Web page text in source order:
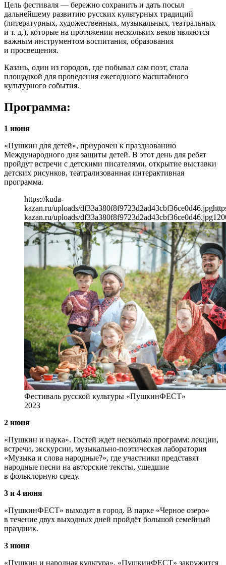
Цель фестиваля — бережно сохранить и дать посыл
дальнейшему развитию русских культурных традиций
(литературных, художественных, музыкальных, театральных
и т. д.), которые на протяжении нескольких веков являются
важным инструментом воспитания, образования
и просвещения.
Казань, один из городов, где побывал сам поэт, стала
площадкой для проведения ежегодного масштабного
культурного события.
Программа:
1 июня
«Пушкин для детей», приурочен к празднованию
Международного дня защиты детей. В этот день для ребят
пройдут встречи с детскими писателями, открытие выставки
детских рисунков, театрализованная интерактивная
программа.
https://kuda-
kazan.ru/uploads/df33a380f8f9723d2ad43cbf36ce0d46.jpg
kazan.ru/uploads/df33a380f8f9723d2ad43cbf36ce0d46.jpg
Фестиваль русской культуры «ПушкинФЕСТ»
2023
2 июня
«Пушкин и наука». Гостей ждет несколько программ: лекции,
встречи, экскурсии, музыкально-поэтическая лаборатория
«Музыка и слова народные?», где участники представят
народные песни на авторские тексты, ушедшие
в фольклорную среду.
3 и 4 июня
«ПушкинФЕСТ» выходит в город. В парке «Черное озеро»
в течение двух выходных дней пройдёт большой семейный
праздник.
3 июня
«Пушкин и народная культура». «ПушкинФЕСТ» закружится